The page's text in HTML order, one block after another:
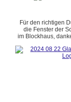
Für den richtigen
die Fenster der
im Blockhaus,